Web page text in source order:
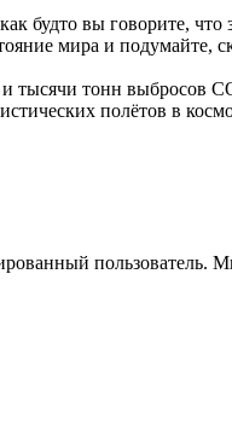
будто вы говорите,
мира и подумайте,
тонн выбросов
полётов в
пользователь.